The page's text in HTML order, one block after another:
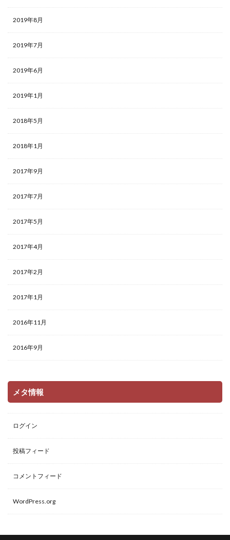
2019年8月
2019年7月
2019年6月
2019年1月
2018年5月
2018年1月
2017年9月
2017年7月
2017年5月
2017年4月
2017年2月
2017年1月
2016年11月
2016年9月
メタ情報
ログイン
投稿フィード
コメントフィード
WordPress.org